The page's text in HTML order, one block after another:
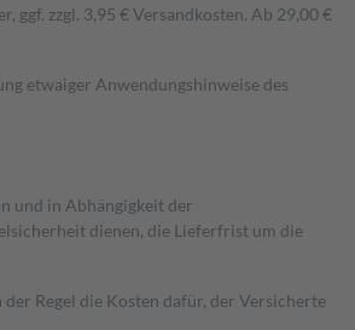
zzgl. 3,95 € Versandkosten. Ab 29,00 €
etwaiger Anwendungshinweise des
und in Abhängigkeit der
dienen, die Lieferfrist um die
Regel die Kosten dafür, der Versicherte